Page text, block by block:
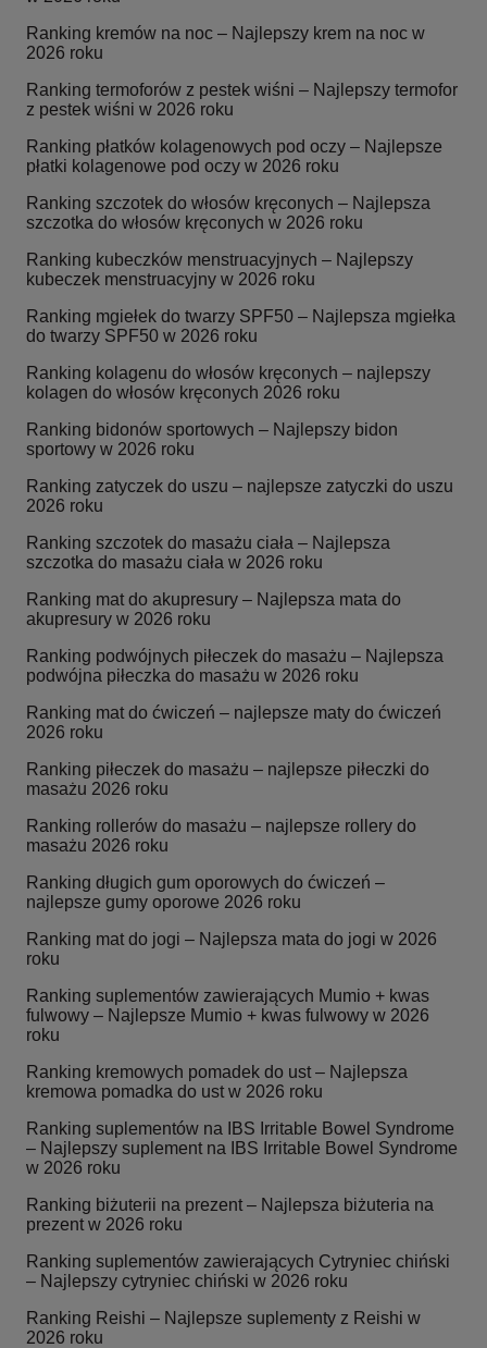
Ranking kremów na noc – Najlepszy krem na noc w
2026 roku
Ranking termoforów z pestek wiśni – Najlepszy termofor
z pestek wiśni w 2026 roku
Ranking płatków kolagenowych pod oczy – Najlepsze
płatki kolagenowe pod oczy w 2026 roku
Ranking szczotek do włosów kręconych – Najlepsza
szczotka do włosów kręconych w 2026 roku
Ranking kubeczków menstruacyjnych – Najlepszy
kubeczek menstruacyjny w 2026 roku
Ranking mgiełek do twarzy SPF50 – Najlepsza mgiełka
do twarzy SPF50 w 2026 roku
Ranking kolagenu do włosów kręconych – najlepszy
kolagen do włosów kręconych 2026 roku
Ranking bidonów sportowych – Najlepszy bidon
sportowy w 2026 roku
Ranking zatyczek do uszu – najlepsze zatyczki do uszu
2026 roku
Ranking szczotek do masażu ciała – Najlepsza
szczotka do masażu ciała w 2026 roku
Ranking mat do akupresury – Najlepsza mata do
akupresury w 2026 roku
Ranking podwójnych piłeczek do masażu – Najlepsza
podwójna piłeczka do masażu w 2026 roku
Ranking mat do ćwiczeń – najlepsze maty do ćwiczeń
2026 roku
Ranking piłeczek do masażu – najlepsze piłeczki do
masażu 2026 roku
Ranking rollerów do masażu – najlepsze rollery do
masażu 2026 roku
Ranking długich gum oporowych do ćwiczeń –
najlepsze gumy oporowe 2026 roku
Ranking mat do jogi – Najlepsza mata do jogi w 2026
roku
Ranking suplementów zawierających Mumio + kwas
fulwowy – Najlepsze Mumio + kwas fulwowy w 2026
roku
Ranking kremowych pomadek do ust – Najlepsza
kremowa pomadka do ust w 2026 roku
Ranking suplementów na IBS Irritable Bowel Syndrome
– Najlepszy suplement na IBS Irritable Bowel Syndrome
w 2026 roku
Ranking biżuterii na prezent – Najlepsza biżuteria na
prezent w 2026 roku
Ranking suplementów zawierających Cytryniec chiński
– Najlepszy cytryniec chiński w 2026 roku
Ranking Reishi – Najlepsze suplementy z Reishi w
2026 roku